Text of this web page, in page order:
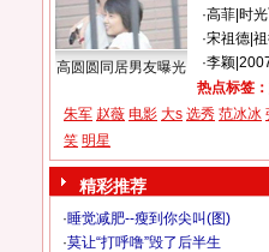
高圆圆同居男友曝光
·高菲| 时
·宋祖德|
·李颖|
热点标签：
朱军 赵薇 电影 大s 选秀 范冰冰
笑 明星
精彩推荐
·睡觉减肥--瘦到你尖叫(图)
·莫让“打呼噜”毁了后半生